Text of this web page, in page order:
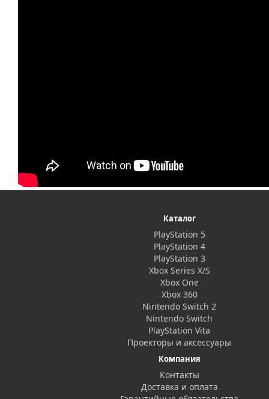
Каталог
PlayStation 5
PlayStation 4
PlayStation 3
Xbox Series X/S
Xbox One
Xbox 360
Nintendo Switch 2
Nintendo Switch
PlayStation Vita
Проекторы и аксессуары
Компания
Контакты
Доставка и оплата